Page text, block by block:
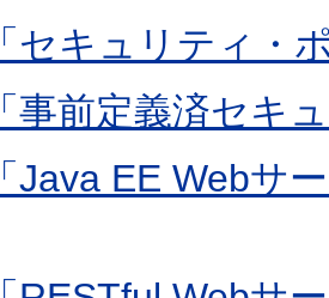
セキュリティ・
事前定義済セキ
Java EE Webサ